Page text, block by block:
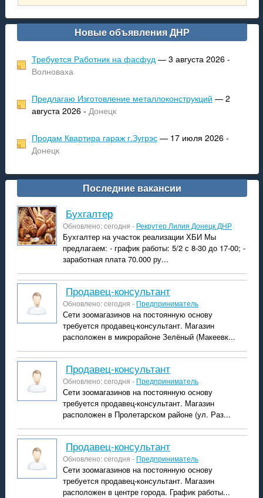
Новые объявления ДНР
Требуется Работник на фасфуд— 3 августа 2026 -
Волноваха
Предлагаю Изготовление металлоконструкций — 2
августа 2026 - Донецк
Продам Квартира гараж г.Зугрэс— 17 июля 2026 -
Донецк
Последние вакансии
Бухгалтер
Обновлено: сегодня - Рекрутер Лилия Донецк ДНР
Бухгалтер на участок реализации ХБИ Мы
предлагаем: - график работы: 5/2 с 8-30 до 17-00; -
заработная плата 70.000 ру...
Продавец-консультант
Обновлено: сегодня - Предприниматель
Сети зоомагазинов на постоянную основу
требуется продавец-консультант. Магазин
расположен в микрорайоне Зелёный (Макеевк...
Продавец-консультант
Обновлено: сегодня - Предприниматель
Сети зоомагазинов на постоянную основу
требуется продавец-консультант. Магазин
расположен в Пролетарском районе (ул. Раз...
Продавец-консультант
Обновлено: сегодня - Предприниматель
Сети зоомагазинов на постоянную основу
требуется продавец-консультант. Магазин
расположен в центре города. График работы...